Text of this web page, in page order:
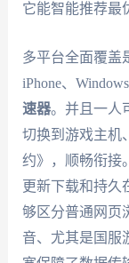
它能智能推荐最
多平台全面覆盖
iPhone、
速器。并且一人
切换到游戏主机
约》，顺畅衔接
更新下载和持久
够区分普通网页
音、尤其是国服